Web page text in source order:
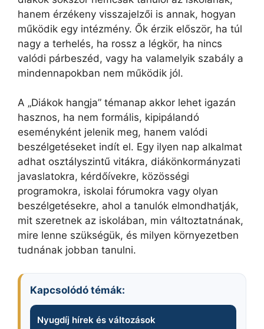
hanem érzékeny visszajelzői is annak, hogyan
működik egy intézmény. Ők érzik először, ha túl
nagy a terhelés, ha rossz a légkör, ha nincs
valódi párbeszéd, vagy ha valamelyik szabály a
mindennapokban nem működik jól.
A „Diákok hangja” témanap akkor lehet igazán
hasznos, ha nem formális, kipipálandó
eseményként jelenik meg, hanem valódi
beszélgetéseket indít el. Egy ilyen nap alkalmat
adhat osztályszintű vitákra, diákönkormányzati
javaslatokra, kérdőívekre, közösségi
programokra, iskolai fórumokra vagy olyan
beszélgetésekre, ahol a tanulók elmondhatják,
mit szeretnek az iskolában, min változtatnának,
mire lenne szükségük, és milyen környezetben
tudnának jobban tanulni.
Kapcsolódó témák:
Nyugdíj hírek és változások